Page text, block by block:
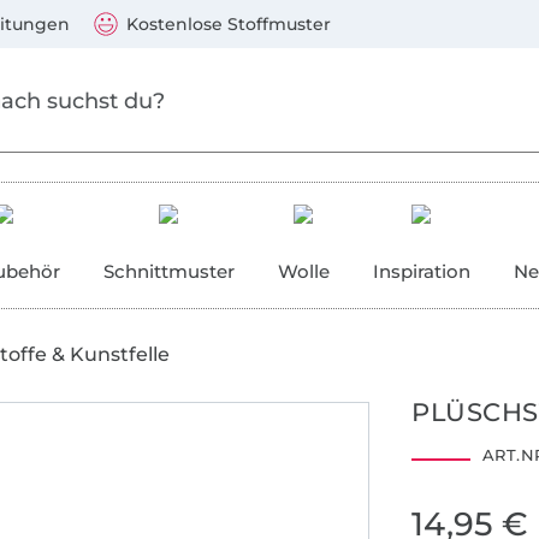
Kostenlose Stoffmuster
Schnittmuster Wolle Inspiration
& Kunstfelle
14,95 €
Mastercard, PayPal, Giropay, Kauf auf Rechnung,